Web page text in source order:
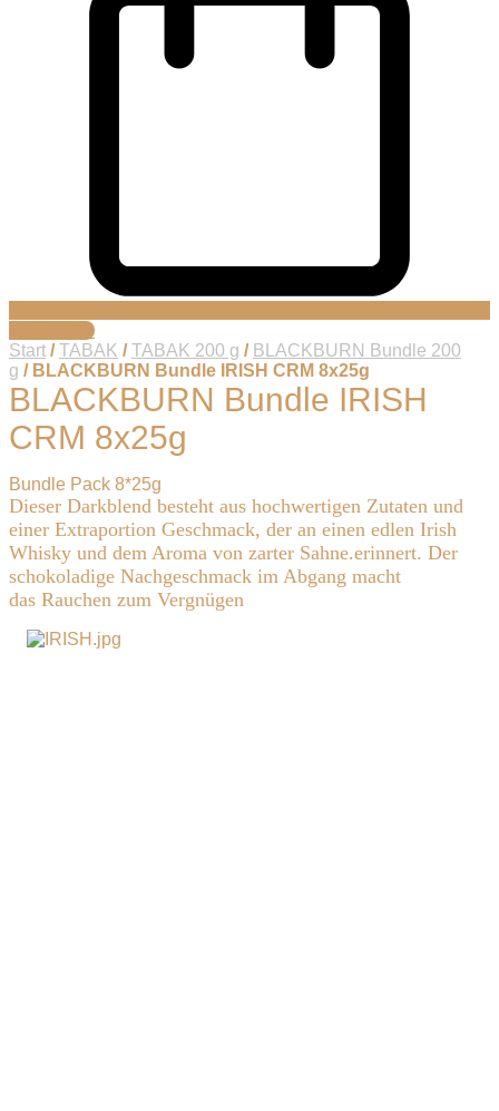
Warenkorb
Start /TABAK /TABAK 200 g / BLACKBURN Bundle 200
g / BLACKBURN Bundle IRISH CRM 8x25g
BLACKBURN Bundle IRISH
CRM 8x25g
Bundle Pack 8*25g
Dieser Darkblend besteht aus hochwertigen Zutaten und
einer Extraportion Geschmack, der an einen edlen Irish
Whisky und dem Aroma von zarter Sahne.erinnert. Der
schokoladige Nachgeschmack im Abgang macht
das Rauchen zum Vergnügen